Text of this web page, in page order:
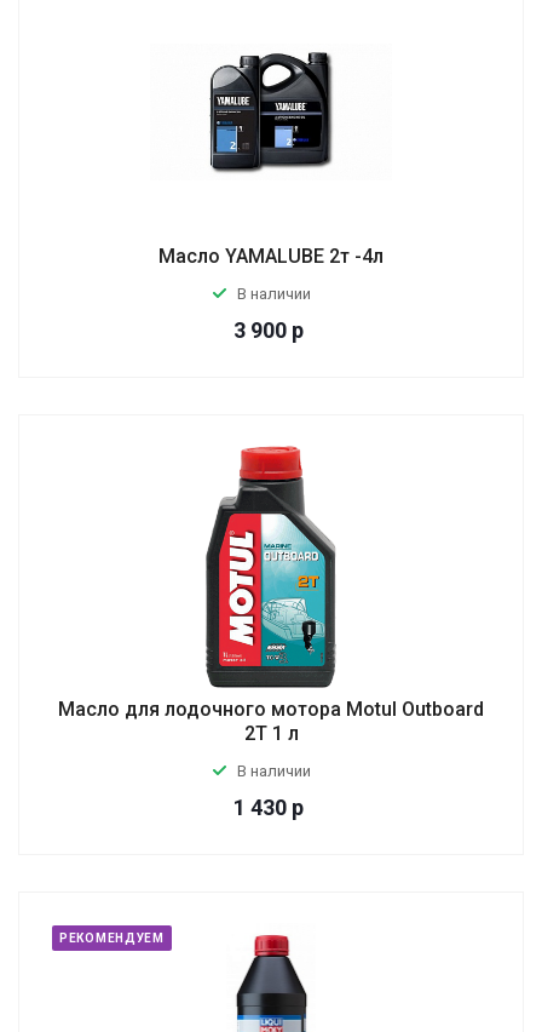
Масло YAMALUBE 2т -4л
В наличии
3 900 р
Масло для лодочного мотора Motul Outboard
2T 1 л
В наличии
1 430 р
РЕКОМЕНДУЕМ